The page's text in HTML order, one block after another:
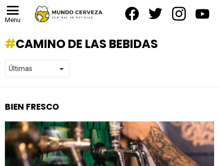
Menu
CAMINO DE LAS BEBIDAS
BIEN FRESCO